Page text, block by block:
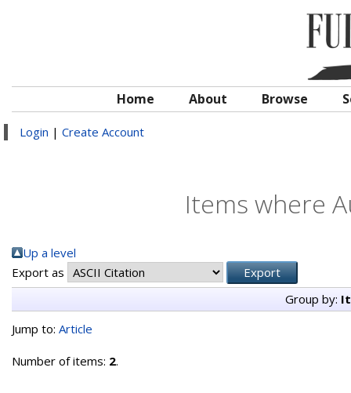
Home About Browse
Login | Create Account
Items where
Up a level
Export as
Group by:
Jump to: Article
Number of items: 2.